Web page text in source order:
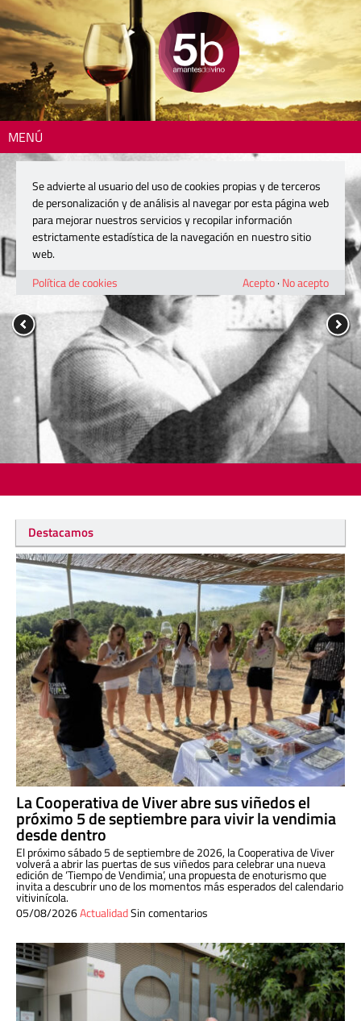
MENÚ
Destacamos
La Cooperativa de Viver abre sus viñedos el
próximo 5 de septiembre para vivir la vendimia
desde dentro
El próximo sábado 5 de septiembre de 2026, la Cooperativa de Viver
volverá a abrir las puertas de sus viñedos para celebrar una nueva
edición de ‘Tiempo de Vendimia’, una propuesta de enoturismo que
invita a descubrir uno de los momentos más esperados del calendario
vitivinícola.
05/08/2026ActualidadSin comentarios
Se advierte al usuario del uso de cookies propias y de terceros
de personalización y de análisis al navegar por esta página web
para mejorar nuestros servicios y recopilar información
estrictamente estadística de la navegación en nuestro sitio
web.
Política de cookies
Acepto· No acepto